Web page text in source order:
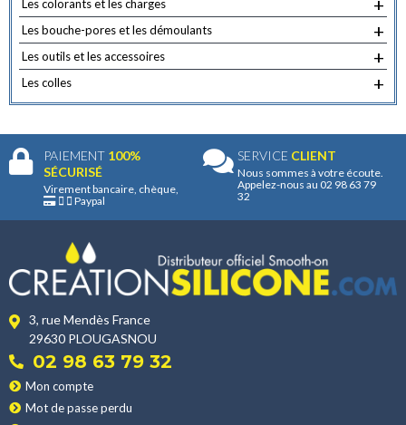
+
Les colorants et les charges
+
Les bouche-pores et les démoulants
+
Les outils et les accessoires
+
Les colles
PAIEMENT 100%
SÉCURISÉ
Virement bancaire, chèque,
Paypal
SERVICE CLIENT
Nous sommes à votre écoute.
Appelez-nous au 02 98 63 79
32
3, rue Mendès France
29630 PLOUGASNOU
02 98 63 79 32
Mon compte
Mot de passe perdu